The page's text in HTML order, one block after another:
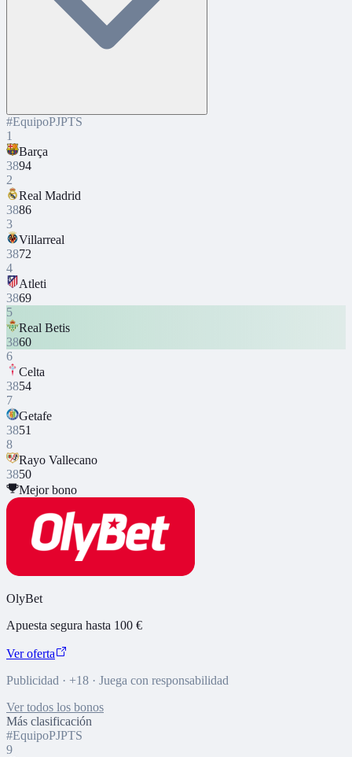
#EquipoPJPTS
1
Barça
3894
2
Real Madrid
3886
3
Villarreal
3872
4
Atleti
3869
5
Real Betis
3860
6
Celta
3854
7
Getafe
3851
8
Rayo Vallecano
3850
Mejor bono
OlyBet
Apuesta segura hasta 100 €
Ver oferta
Publicidad · +18 · Juega con responsabilidad
Ver todos los bonos
Más clasificación
#EquipoPJPTS
9